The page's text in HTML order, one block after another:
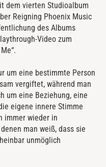
dem vierten Studioalbum
Reigning Phoenix Music
des Albums
Video zum
um eine bestimmte Person
vergiftet, während man
um eine Beziehung, eine
eigene innere Stimme
immer wieder in
man weiß, dass sie
unmöglich